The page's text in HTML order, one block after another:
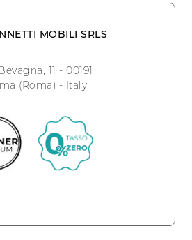
MOBILI SRLS
11 - 00191
(Roma) - Italy